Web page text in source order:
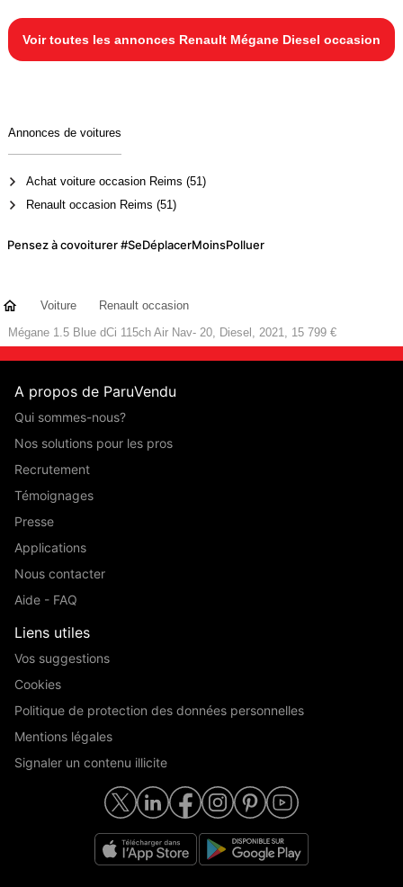
Voir toutes les annonces Renault Mégane Diesel occasion
Annonces de voitures
Achat voiture occasion Reims (51)
Renault occasion Reims (51)
Pensez à covoiturer #SeDéplacerMoinsPolluer
Voiture
Renault occasion
Mégane 1.5 Blue dCi 115ch Air Nav- 20, Diesel, 2021, 15 799 €
A propos de ParuVendu
Qui sommes-nous?
Nos solutions pour les pros
Recrutement
Témoignages
Presse
Applications
Nous contacter
Aide - FAQ
Liens utiles
Vos suggestions
Cookies
Politique de protection des données personnelles
Mentions légales
Signaler un contenu illicite